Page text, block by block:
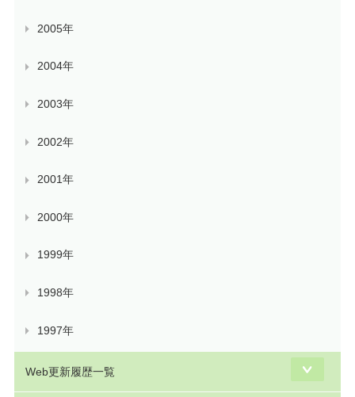
2005年
2004年
2003年
2002年
2001年
2000年
1999年
1998年
1997年
Web更新履歴一覧